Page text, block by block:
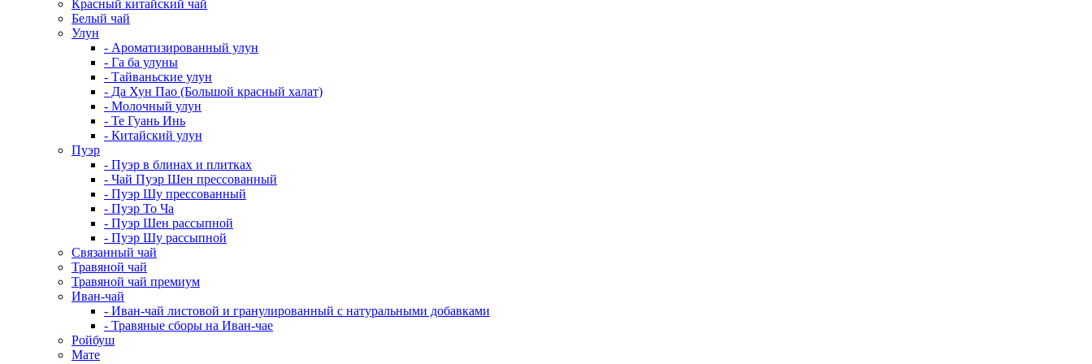
Красный китайский чай
Белый чай
Улун
- Ароматизированный улун
- Га ба улуны
- Тайваньские улун
- Да Хун Пао (Большой красный халат)
- Молочный улун
- Те Гуань Инь
- Китайский улун
Пуэр
- Пуэр в блинах и плитках
- Чай Пуэр Шен прессованный
- Пуэр Шу прессованный
- Пуэр То Ча
- Пуэр Шен рассыпной
- Пуэр Шу рассыпной
Связанный чай
Травяной чай
Травяной чай премиум
Иван-чай
- Иван-чай листовой и гранулированный с натуральными добавками
- Травяные сборы на Иван-чае
Ройбуш
Мате